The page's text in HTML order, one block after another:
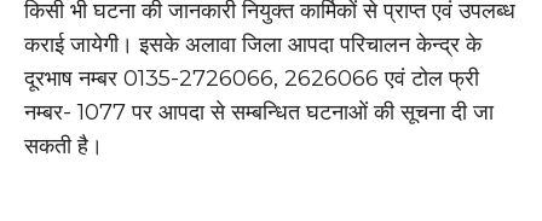
किसी भी घटना की जानकारी नियुक्त कार्मिकों से प्राप्त एवं उपलब्ध
कराई जायेगी। इसके अलावा जिला आपदा परिचालन केन्द्र के
दूरभाष नम्बर 0135-2726066, 2626066 एवं टोल फ्री
नम्बर- 1077 पर आपदा से सम्बन्धित घटनाओं की सूचना दी जा
सकती है।